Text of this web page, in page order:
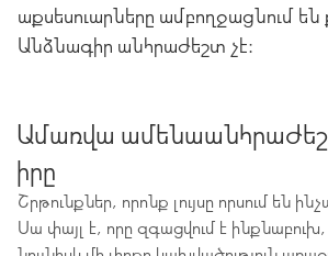
աքսեսուարները ամբողջացնում են
Անձնագիր անհրաժեշտ չէ։
Ամառվա
իրը
Շրթունքներ, որոնք լույսը որսում են
Սա փայլ է, որը զգացվում է